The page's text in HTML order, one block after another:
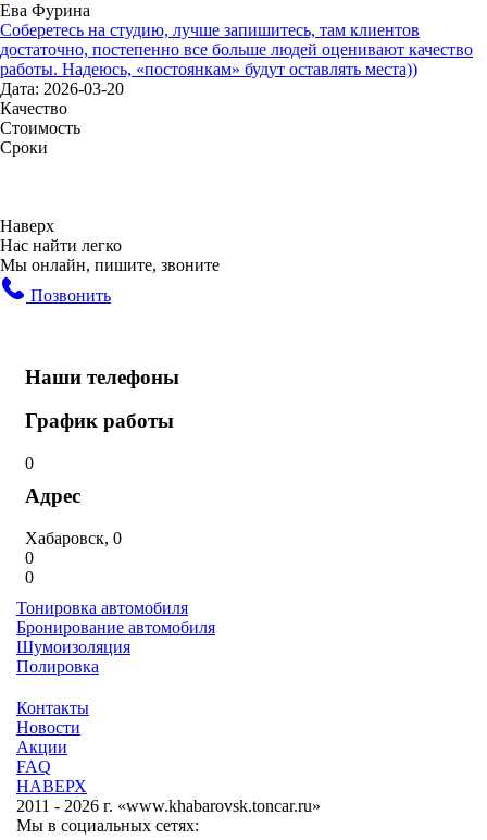
Ева Фурина
Соберетесь на студию, лучше запишитесь, там клиентов
достаточно, постепенно все больше людей оценивают качество
работы. Надеюсь, «постоянкам» будут оставлять места))
Дата: 2026-03-20
Качество
Стоимость
Сроки
Наверх
Нас найти легко
Мы онлайн, пишите, звоните
Позвонить
Наши телефоны
График работы
0
Адрес
Хабаровск, 0
0
0
Контакты
Новости
Акции
FAQ
НАВЕРХ
2011 - 2026 г. «www.khabarovsk.toncar.ru»
Тонировка автомобиля
Бронирование автомобиля
Шумоизоляция
Полировка
Мы в социальных сетях: